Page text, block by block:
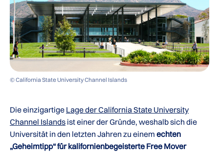
© California State University Channel Islands
Die einzigartige Lage der California State University
Channel Islands ist einer der Gründe, weshalb sich die
Universität in den letzten Jahren zu einem echten
„Geheimtipp“ für kalifornienbegeisterte Free Mover